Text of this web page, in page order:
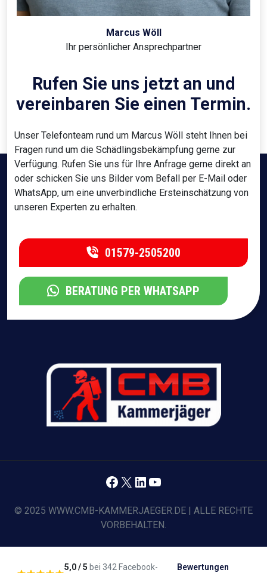
Marcus Wöll
Ihr persönlicher Ansprechpartner
Rufen Sie uns jetzt an und
vereinbaren Sie einen Termin.
Unser Telefonteam rund um Marcus Wöll steht Ihnen bei
Fragen rund um die Schädlingsbekämpfung gerne zur
Verfügung. Rufen Sie uns für Ihre Anfrage gerne direkt an
oder schicken Sie uns Bilder vom Befall per E-Mail oder
WhatsApp, um eine unverbindliche Ersteinschätzung von
unseren Experten zu erhalten.
01579-2505200
BERATUNG PER WHATSAPP
© 2025 WWW.CMB-KAMMERJAEGER.DE | ALLE RECHTE
VORBEHALTEN.
Facebook
X LinkedIn
YouTube
5,0 / 5 bei 342 Facebook-
Bewertungen